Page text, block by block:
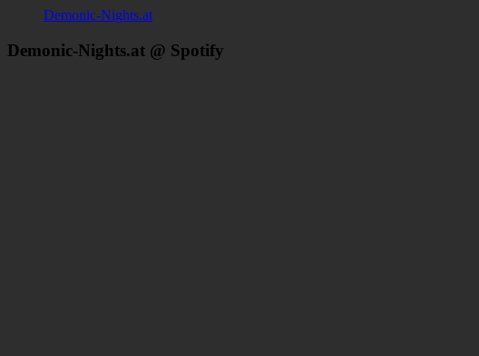
Demonic-Nights.at
Demonic-Nights.at @ Spotify